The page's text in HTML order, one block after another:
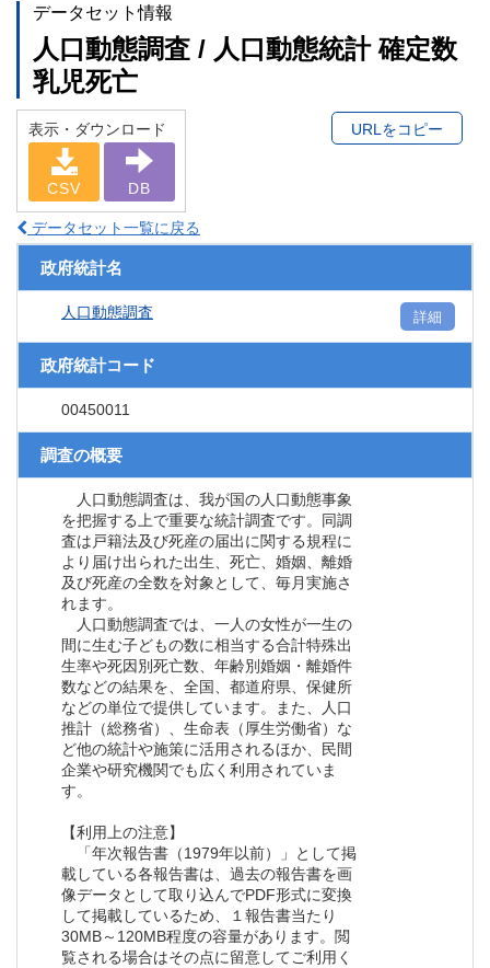
データセット情報
人口動態調査 / 人口動態統計 確定数
乳児死亡
表示・ダウンロード
CSV DB
URLをコピー
データセット一覧に戻る
政府統計名
人口動態調査 詳細
政府統計コード
00450011
調査の概要
人口動態調査は、我が国の人口動態事象
を把握する上で重要な統計調査です。同調
査は戸籍法及び死産の届出に関する規程に
より届け出られた出生、死亡、婚姻、離婚
及び死産の全数を対象として、毎月実施さ
れます。
人口動態調査では、一人の女性が一生の
間に生む子どもの数に相当する合計特殊出
生率や死因別死亡数、年齢別婚姻・離婚件
数などの結果を、全国、都道府県、保健所
などの単位で提供しています。また、人口
推計（総務省）、生命表（厚生労働省）な
ど他の統計や施策に活用されるほか、民間
企業や研究機関でも広く利用されていま
す。
【利用上の注意】
「年次報告書（1979年以前）」として掲
載している各報告書は、過去の報告書を画
像データとして取り込んでPDF形式に変換
して掲載しているため、１報告書当たり
30MB～120MB程度の容量があります。閲
覧される場合はその点に留意してご利用く